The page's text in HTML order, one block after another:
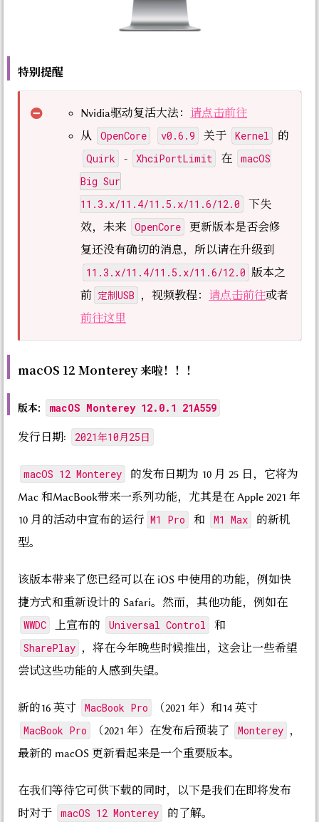
特别提醒
Nvidia驱动复活大法： 请点击前往
从
OpenCore v0.6.9 关于 Kernel 的
Quirk - XhciPortLimit 在
macOS
Big Sur
11.3.x/11.4/11.5.x/11.6/12.0
下失
效，未来
OpenCore
更新版本是否会修
复还没有确切的消息，所以请在升级到
11.3.x/11.4/11.5.x/11.6/12.0 版本之
前 定制USB ，视频教程： 请点击前往或者
前往这里
macOS 12 Monterey 来啦！！！
版本: macOS Monterey 12.0.1 21A559
发行日期: 2021年10月25日
macOS 12 Monterey
的发布日期为 10 月 25 日，它将为
Mac 和MacBook带来一系列功能，尤其是在 Apple 2021 年
10 月的活动中宣布的运行 M1 Pro 和 M1 Max
的新机
型。
该版本带来了您已经可以在 iOS 中使用的功能，例如快
捷方式和重新设计的 Safari。然而，其他功能，例如在
WWDC 上宣布的 Universal Control 和
SharePlay ，将在今年晚些时候推出，这会让一些希望
尝试这些功能的人感到失望。
新的16 英寸 MacBook Pro （2021 年）和14 英寸
MacBook Pro （2021 年）在发布后预装了 Monterey ，
最新的 macOS 更新看起来是一个重要版本。
在我们等待它可供下载的同时，以下是我们在即将发布
时对于
macOS 12 Monterey 的了解。